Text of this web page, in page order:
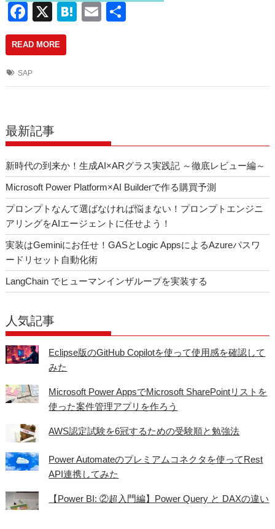
F
a
c
e
b
o
k
X
H
a
E
READ MORE
SAP
最新記事
新時代の到来か！生成AI×ARグラス実践記 ～徹底レビュー編～
Microsoft Power Platform×AI Builderで作る購買予測
プロンプトなんて選ばなければ悩まない！プロンプトエンジニ
アリングをAIエージェントに任せよう！
実装はGeminiにお任せ！GASとLogic AppsによるAzureパスワ
ードリセット自動化術
LangChain でヒューマンインザループを実装する
人気記事
Eclipse版のGitHub Copilotを使って使用感を確認して
みた
Microsoft Power AppsでMicrosoft SharePointリストを
使った案件管理アプリを作ろう
AWS認定試験を6冠するための受験順と勉強法
Power Automateのプレミアムコネクタを使ってRest
API連携してみた
【Power BI: ②超入門編】Power Query と DAXの違い